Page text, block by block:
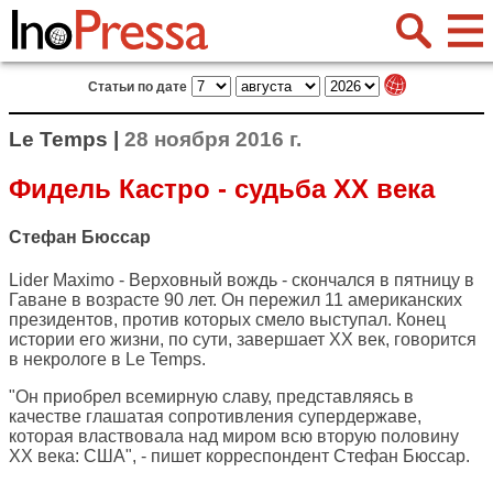
Статьи по дате
Le Temps | 28 ноября 2016 г.
Фидель Кастро - судьба XX века
Стефан Бюссар
Lider Maximo - Верховный вождь - скончался в пятницу в
Гаване в возрасте 90 лет. Он пережил 11 американских
президентов, против которых смело выступал. Конец
истории его жизни, по сути, завершает XX век, говорится
в некрологе в Le Temps.
"Он приобрел всемирную славу, представляясь в
качестве глашатая сопротивления супердержаве,
которая властвовала над миром всю вторую половину
XX века: США", - пишет корреспондент Стефан Бюссар.